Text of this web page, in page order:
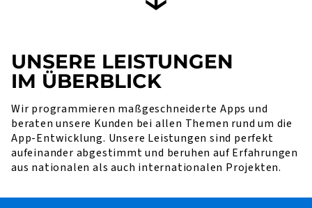
UNSERE LEISTUNGEN
IM ÜBERBLICK
Wir programmieren maßgeschneiderte Apps und
beraten unsere Kunden bei allen Themen rund um die
App-Entwicklung. Unsere Leistungen sind perfekt
aufeinander abgestimmt und beruhen auf Erfahrungen
aus nationalen als auch internationalen Projekten.